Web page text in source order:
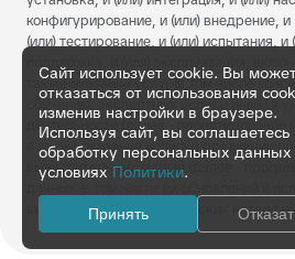
конфигурирование, и (или) внедрение,
(или) тестирование, и (или) испытания, и
поддержка, и (или) эксплуатация,
также оказание услуг (в том числе
обучению, экспертных услуг и иных) в
деятельности (далее - проектирование
а также оказание услуг), в отношении
вычислительных машин (далее -
данных (в том числе их обновлений и
визуальных пользовательских
Сайт использует cookie. Вы
отказаться от использования
изменив настройки в браузере.
Используя сайт, вы соглашаетесь
обработку персональных данных
условиях Политики.
Принять